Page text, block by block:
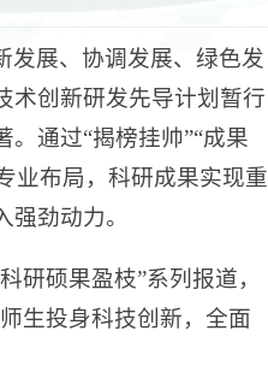
发展、协调发展、绿色发
术创新研发先导计划暂行
通过“揭榜挂帅”“成果
业布局，科研成果实现重
劲动力。
研硕果盈枝”系列报道，
生投身科技创新，全面